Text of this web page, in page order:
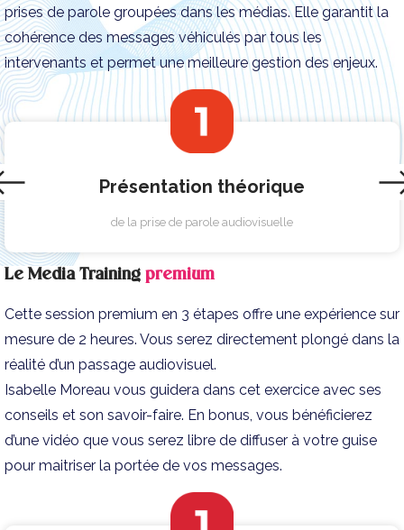
prises de parole groupées dans les médias. Elle garantit la
cohérence des messages véhiculés par tous les
intervenants et permet une meilleure gestion des enjeux.
Présentation théorique
de la prise de parole audiovisuelle
Le Media Training premium
Cette session premium en 3 étapes offre une expérience sur
mesure de 2 heures. Vous serez directement plongé dans la
réalité d’un passage audiovisuel.
Isabelle Moreau vous guidera dans cet exercice avec ses
conseils et son savoir-faire. En bonus, vous bénéficierez
d’une vidéo que vous serez libre de diffuser à votre guise
pour maitriser la portée de vos messages.